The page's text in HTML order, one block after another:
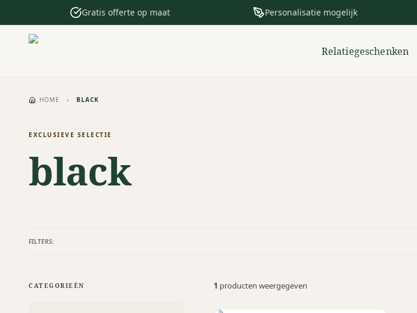
Gratis offerte op maat Personalisatie mogelijk
Relatiegeschenken
HOME › BLACK
EXCLUSIEVE SELECTIE
black
FILTERS:
CATEGORIEËN 1 producten weergegeven